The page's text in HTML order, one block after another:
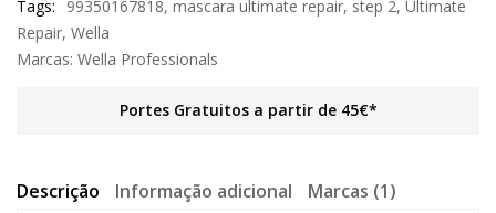
Tags:
99350167818, mascara ultimate repair, step 2, Ultimate
Repair, Wella
Marcas: Wella Professionals
Portes Gratuitos a partir de 45€*
Descrição Informação adicional Marcas (1)